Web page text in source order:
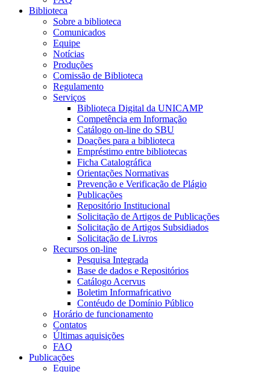
Biblioteca
Sobre a biblioteca
Comunicados
Equipe
Notícias
Produções
Comissão de Biblioteca
Regulamento
Serviços
Biblioteca Digital da UNICAMP
Competência em Informação
Catálogo on-line do SBU
Doações para a biblioteca
Empréstimo entre bibliotecas
Ficha Catalográfica
Orientações Normativas
Prevenção e Verificação de Plágio
Publicações
Repositório Institucional
Solicitação de Artigos de Publicações
Solicitação de Artigos Subsidiados
Solicitação de Livros
Recursos on-line
Pesquisa Integrada
Base de dados e Repositórios
Catálogo Acervus
Boletim Informafricativo
Contéudo de Domínio Público
Horário de funcionamento
Contatos
Últimas aquisições
FAQ
Publicações
Equipe